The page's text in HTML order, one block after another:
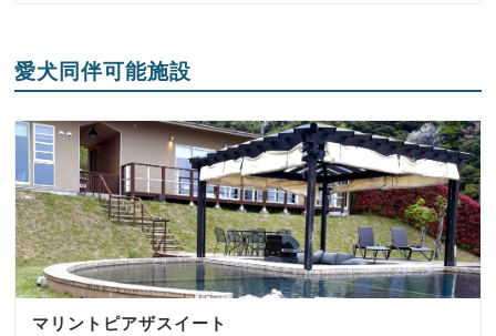
愛犬同伴可能施設
マリントピアザスイート